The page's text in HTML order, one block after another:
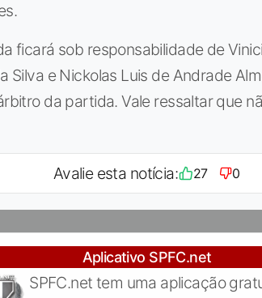
ficará sob responsabilidade de
Silva e Nickolas Luis de Andrade
da partida. Vale ressaltar que
Avalie esta notícia: 27 0
Aplicativo SPFC.net
SPFC.net tem uma aplicação